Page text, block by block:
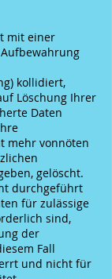
mit einer
kollidiert,
Löschung Ihrer
Daten
mehr vonnöten
gelöscht.
durchgeführt
für zulässige
sind,
der
Fall
und nicht für